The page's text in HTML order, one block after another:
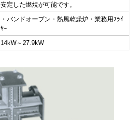
安定した燃焼が可能です。
・バンドオーブン・熱風乾燥炉・業務用ﾌﾗｲ
ﾔｰ
14kW～27.9kW